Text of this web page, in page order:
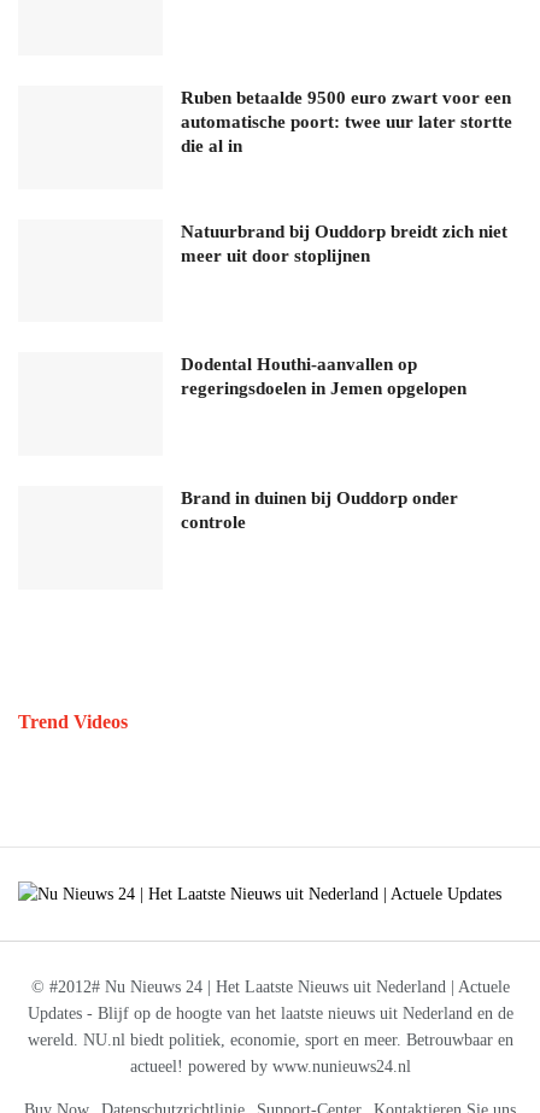
Ruben betaalde 9500 euro zwart voor een
automatische poort: twee uur later stortte
die al in
Natuurbrand bij Ouddorp breidt zich niet
meer uit door stoplijnen
Dodental Houthi-aanvallen op
regeringsdoelen in Jemen opgelopen
Brand in duinen bij Ouddorp onder
controle
Trend Videos
© #2012# Nu Nieuws 24 | Het Laatste Nieuws uit Nederland | Actuele
Updates - Blijf op de hoogte van het laatste nieuws uit Nederland en de
wereld. NU.nl biedt politiek, economie, sport en meer. Betrouwbaar en
actueel! powered by www.nunieuws24.nl